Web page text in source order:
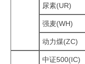
尿素(UR)
强麦(WH)
动力煤(ZC)
中证500(IC)